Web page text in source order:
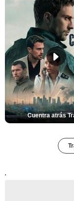
Cuentra atrás
'